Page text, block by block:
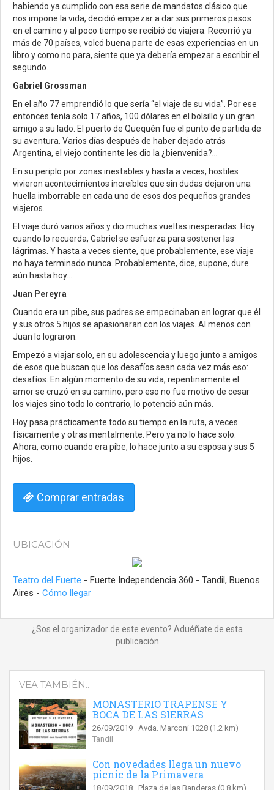
habiendo ya cumplido con esa serie de mandatos clásico que
nos impone la vida, decidió empezar a dar sus primeros pasos
en el camino y al poco tiempo se recibió de viajera. Recorrió ya
más de 70 países, volcó buena parte de esas experiencias en un
libro y como no para, siente que ya debería empezar a escribir el
segundo.
Gabriel Grossman
En el año 77 emprendió lo que sería “el viaje de su vida”. Por ese
entonces tenía solo 17 años, 100 dólares en el bolsillo y un gran
amigo a su lado. El puerto de Quequén fue el punto de partida de
su aventura. Varios días después de haber dejado atrás
Argentina, el viejo continente les dio la ¿bienvenida?…
En su periplo por zonas inestables y hasta a veces, hostiles
vivieron acontecimientos increíbles que sin dudas dejaron una
huella imborrable en cada uno de esos dos pequeños grandes
viajeros.
El viaje duró varios años y dio muchas vueltas inesperadas. Hoy
cuando lo recuerda, Gabriel se esfuerza para sostener las
lágrimas. Y hasta a veces siente, que probablemente, ese viaje
no haya terminado nunca. Probablemente, dice, supone, dure
aún hasta hoy…
Juan Pereyra
Cuando era un pibe, sus padres se empecinaban en lograr que él
y sus otros 5 hijos se apasionaran con los viajes. Al menos con
Juan lo lograron.
Empezó a viajar solo, en su adolescencia y luego junto a amigos
de esos que buscan que los desafíos sean cada vez más eso:
desafíos. En algún momento de su vida, repentinamente el
amor se cruzó en su camino, pero eso no fue motivo de cesar
los viajes sino todo lo contrario, lo potenció aún más.
Hoy pasa prácticamente todo su tiempo en la ruta, a veces
físicamente y otras mentalmente. Pero ya no lo hace solo.
Ahora, como cuando era pibe, lo hace junto a su esposa y sus 5
hijos.
Comprar entradas
UBICACIÓN
Teatro del Fuerte - Fuerte Independencia 360 - Tandil, Buenos
Aires - Cómo llegar
¿Sos el organizador de este evento? Aduéñate de esta
publicación
VEA TAMBIÉN..
MONASTERIO TRAPENSE Y
BOCA DE LAS SIERRAS
26/09/2019 Avda. Marconi 1028 (1.2 km)
Tandil
Con novedades llega un nuevo
picnic de la Primavera
18/09/2018 Plaza de las Banderas (0.8 km)